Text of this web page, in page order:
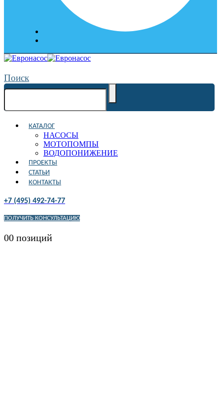
Поиск
КАТАЛОГ
НАСОСЫ
МОТОПОМПЫ
ВОДОПОНИЖЕНИЕ
ПРОЕКТЫ
СТАТЬИ
КОНТАКТЫ
+7 (495) 492-74-77
ПОЛУЧИТЬ КОНСУЛЬТАЦИЮ
00 позиций